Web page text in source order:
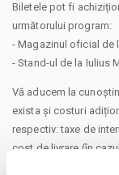
Biletele pot fi
următorului program:
- Magazinul oficial de
- Stand-ul de la Iulius
Vă aducem la
exista și costuri
respectiv: taxe de
cost de livrare (în
prin curier a